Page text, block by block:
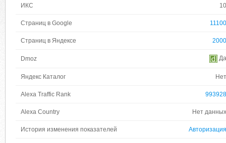
ИКС 10
Страниц в Google 11100
Страниц в Яндексе 2000
Dmoz Да
Яндекс Каталог Нет
Alexa Traffic Rank 993928
Alexa Country Нет данных
История изменения показателей Авторизация